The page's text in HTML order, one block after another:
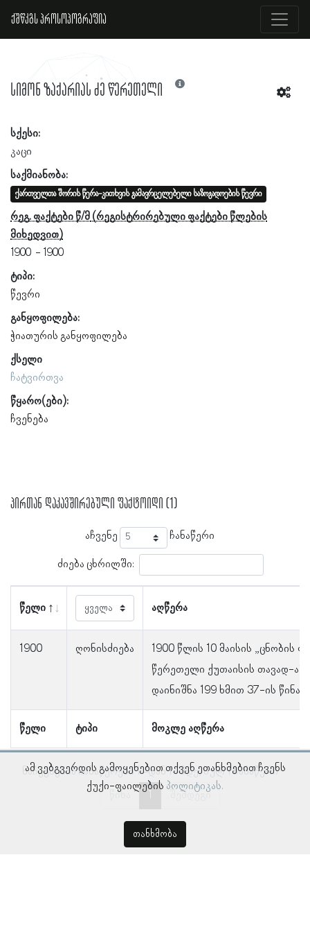
ქშწკგს პროსოპოგრაფია
სიმონ ზაქარიას ძე წერეთელი
სქესი:
კაცი
საქმიანობა:
ქართველთა შორის წერა-კითხვის გამავრცელებელი საზოგადოების წევრი
რეგ. ფაქტები წ/მ
1900
1900
ტიპი:
წევრი
განყოფილება:
ჭიათურის განყოფილება
ქსელი
ჩატვირთვა
წყარო(ები):
ჩვენება
პირთან დაკავშირებული ფაქტოიდი (1)
აჩვენე ჩანაწერი
ძიება ცხრილში:
წელი აღწერა
წელი ტიპი მოკლე აღწერა
1900 ღონისძიება
1900 წლის 10 მაისის „ცნობის
წერეთელი ქუთაისის თავად-
დაინიშნა 199 ხმით 37-ის
ნაჩვენებია ჩანაწერები 1–დან 1–მდე, სულ 1 ჩანაწერი
წინა
შემდეგი
ამ ვებგვერდის გამოყენებით თქვენ ეთანხმებით ჩვენს
ქუქი-ფაილების პოლიტიკას.
თანხმობა